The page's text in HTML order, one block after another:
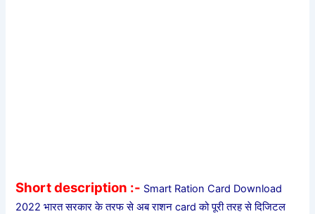
Short description :- Smart Ration Card Download
2022 भारत सरकार के तरफ से अब राशन card को पूरी तरह से दिजिटल